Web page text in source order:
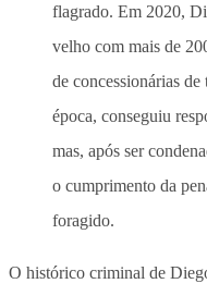
flagrado. Em 2020,
velho com mais de
de concessionárias
época, conseguiu
mas, após ser
o cumprimento da
foragido.
O histórico criminal de